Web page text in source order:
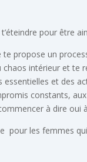
t’éteindre pour être
te propose un
intérieur et te
essentielles et des
constants,
à dire oui
pour les femmes